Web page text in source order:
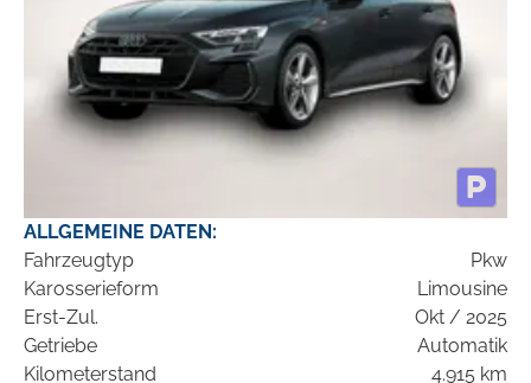
ALLGEMEINE DATEN:
Fahrzeugtyp
Pkw
Karosserieform
Limousine
Erst-Zul.
Okt / 2025
Getriebe
Automatik
Kilometerstand
4.915 km